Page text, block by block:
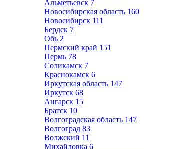
Альметьевск 7
Новосибирская область 160
Новосибирск 111
Бердск 7
Обь 2
Пермский край 151
Пермь 78
Соликамск 7
Краснокамск 6
Иркутская область 147
Иркутск 68
Ангарск 15
Братск 10
Волгоградская область 147
Волгоград 83
Волжский 11
Михайловка 6